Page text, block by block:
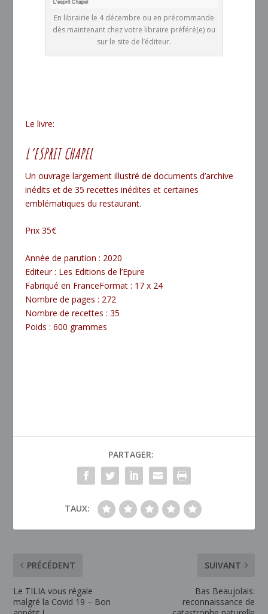
En librairie le 4 décembre ou en précommande
dès maintenant chez votre libraire préféré(e) ou
sur le site de l’éditeur.
Le livre:
L’ESPRIT CHAPEL
Un ouvrage largement illustré de documents d’archive
inédits et de 35 recettes inédites et certaines
emblématiques du restaurant.
Prix 35€
Année de parution : 2020
Editeur : Les Editions de l’Epure
Fabriqué en FranceFormat : 17 x 24
Nombre de pages : 272
Nombre de recettes : 35
Poids : 600 grammes
PARTAGER:
TAUX:
PRÉCÉDENT
Le TILIA vous régale
malgré la Covid 19 – Bon
SUIVANT
Bas Beaujolais:
reconnaissance de